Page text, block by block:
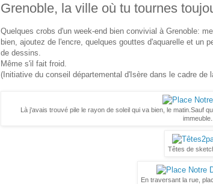
Grenoble, la ville où tu tournes
Quelques crobs d'un week-end bien convivial à Grenoble:
bien, ajoutez de l'encre, quelques gouttes d'aquarelle et un
de dessins.
Même s'il fait froid.
(Initiative du conseil départemental d'Isère dans le cadre de
Là j'avais trouvé pile le rayon de soleil qui va bien, le matin.Sauf
Têtes de
En traversant la rue,